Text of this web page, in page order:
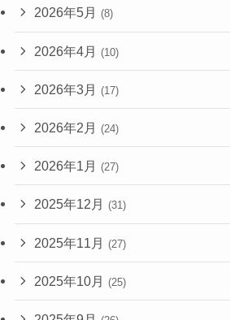
2026年5月 (8)
2026年4月 (10)
2026年3月 (17)
2026年2月 (24)
2026年1月 (27)
2025年12月 (31)
2025年11月 (27)
2025年10月 (25)